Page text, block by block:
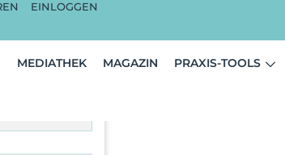
EINLOGGEN
MEDIATHEK MAGAZIN PRAXIS-TOOLS